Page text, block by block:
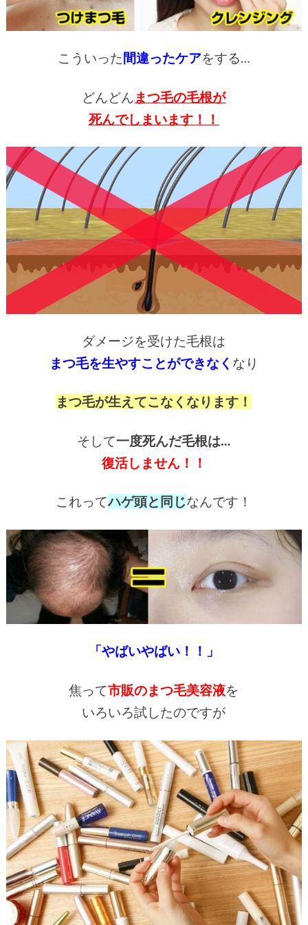
こういった 間違ったケアをする…
どんどんまつ毛の毛根が
死んでしまいます！！
ダメージを受けた毛根は
まつ毛を生やすことができなく なり
まつ毛が生えてこなくなります！
そして一度死んだ毛根は…
復活しません！！
これってハゲ頭と同じなんです！
「やばいやばい！！」
焦って市販のまつ毛美容液を
いろいろ試したのですが